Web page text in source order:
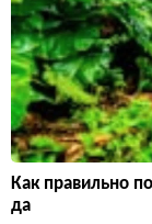
Как правильно
да